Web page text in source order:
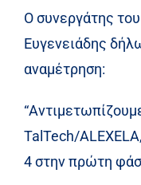
Ο συνεργάτης
Ευγενειάδης
αναμέτρηση:
TalTech/
4 στην πρώτη